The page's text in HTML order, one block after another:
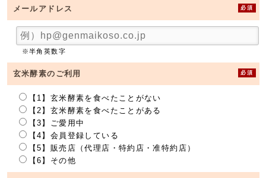
メールアドレス 必須
※半角英数字
玄米酵素のご利用 必須
【1】玄米酵素を食べたことがない
【2】玄米酵素を食べたことがある
【3】ご愛用中
【4】会員登録している
【5】販売店（代理店・特約店・准特約店）
【6】その他